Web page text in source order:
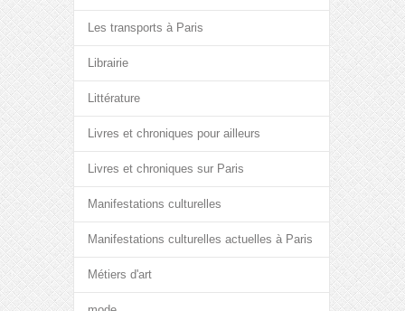
Les transports à Paris
Librairie
Littérature
Livres et chroniques pour ailleurs
Livres et chroniques sur Paris
Manifestations culturelles
Manifestations culturelles actuelles à Paris
Métiers d'art